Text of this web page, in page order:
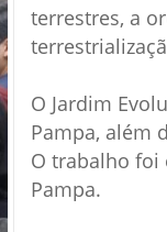
- INTEC
de
Vegetal -
de
de Alimentos
terrestres, a
O Jardim
Pampa, além
O trabalho foi
Pampa.